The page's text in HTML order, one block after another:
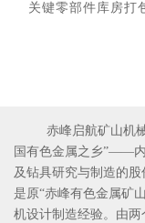
关键零部件库房打
赤峰启航矿山机械
国有色金属之乡”——
及钻具研究与制造的
是原“赤峰有色金属矿
机设计制造经验。由